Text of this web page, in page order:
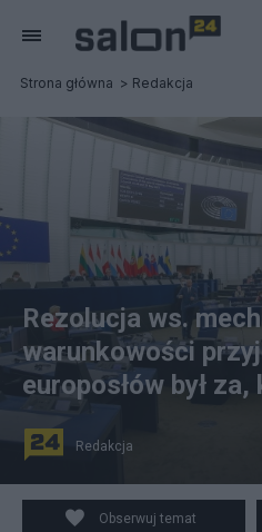
Strona główna Redakcja
W czwartek została
warunkowości. Fot. PAP/EPA/
Rezolucja ws.
warunkowości
europosłów był
Redakcja
Obserwuj temat